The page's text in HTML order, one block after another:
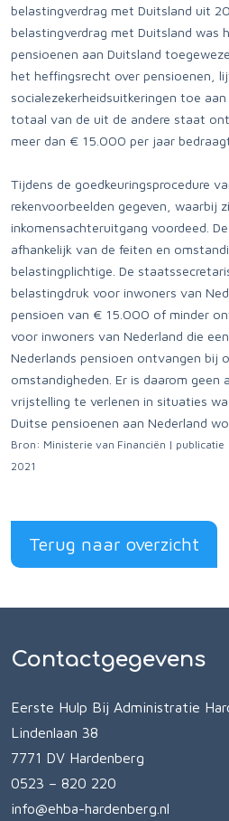
belastingverdrag met Duitsland uit
belastingverdrag met Duitsland was
pensioenen aan Duitsland
het heffingsrecht over pensioenen,
socialezekerheidsuitkeringen toe
totaal van de uit de andere staat
meer dan € 15.000 per jaar
Tijdens de goedkeuringsprocedure
rekenvoorbeelden gegeven, waarbij
inkomensachteruitgang voordeed.
afhankelijk van de feiten en
belastingplichtige. De
belastingdruk voor inwoners van
pensioen van € 15.000 of minder
voor inwoners van Nederland die
Nederlands pensioen ontvangen bij
omstandigheden. Er is daarom geen
vrijstelling te verlenen in situaties
Duitse pensioenen aan Nederland
Bron: Ministerie van Financiën |
2021
Terug naar overzicht
Contactgegevens
Eerste Hulp Bij Administratie
Lindenlaan 38
7771 DV Hardenberg
0523 – 820 220
info@ehba-hardenberg.nl